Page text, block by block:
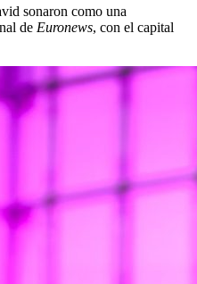
sonaron como una
de Euronews, con el capital